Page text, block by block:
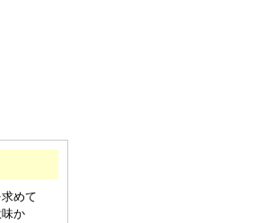
めて
か